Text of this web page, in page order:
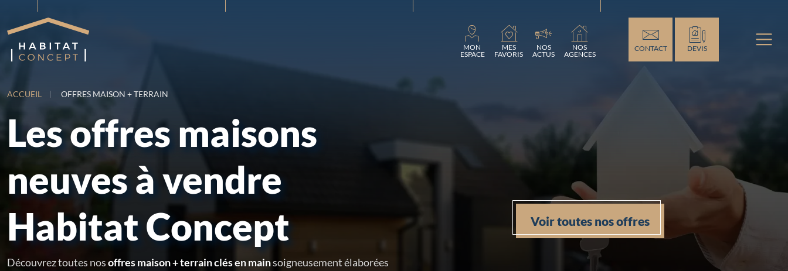
MON
ESPACE
Chargement...
MES
FAVORIS
NOS
ACTUS
NOS
AGENCES
CONTACT DEVIS
ACCUEIL OFFRES MAISON + TERRAIN
Les offres maisons
neuves à vendre
Habitat Concept
Découvrez toutes nosoffres maison + terrain clés en mainsoigneusement élaborées
Voir toutes nos offres